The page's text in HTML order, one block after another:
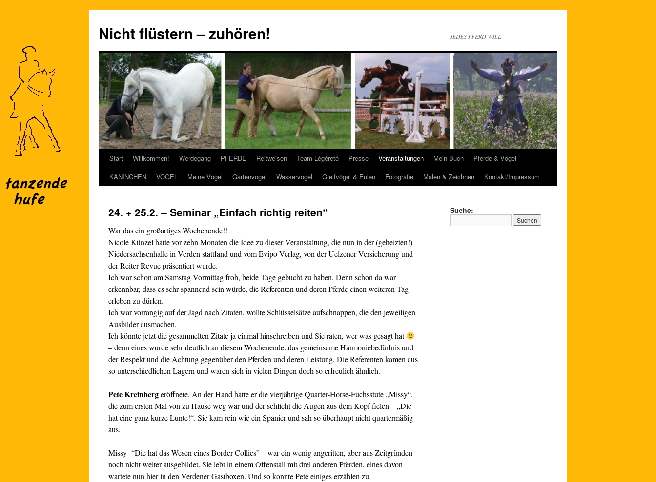
Nicht flüstern – zuhören! JEDES PFERD WILL
Zum
Inhalt
Start Willkommen! Werdegang PFERDE Reitweisen Team Légèreté Presse Veranstaltungen Mein Buch
Pferde & Vögel
KANINCHEN
VÖGEL Meine Vögel Gartenvögel Wasservögel Greifvögel & Eulen Fotografie Malen & Zeichnen Kontakt/Impressum
24. + 25.2. – Seminar „Einfach richtig reiten“
War das ein großartiges Wochenende!!
Nicole Künzel hatte vor zehn Monaten die Idee zu dieser Veranstaltung, die nun in der (geheizten!)
Niedersachsenhalle in Verden stattfand und vom Evipo-Verlag, von der Uelzener Versicherung und
der Reiter Revue präsentiert wurde.
Ich war schon am Samstag Vormittag froh, beide Tage gebucht zu haben. Denn schon da war
erkennbar, dass es sehr spannend sein würde, die Referenten und deren Pferde einen weiteren Tag
erleben zu dürfen.
Ich war vorrangig auf der Jagd nach Zitaten, wollte Schlüsselsätze aufschnappen, die den jeweiligen
Ausbilder ausmachen.
Ich könnte jetzt die gesammelten Zitate ja einmal hinschreiben und Sie raten, wer was gesagt hat
– denn eines wurde sehr deutlich an diesem Wochenende: das gemeinsame Harmoniebedürfnis und
der Respekt und die Achtung gegenüber den Pferden und deren Leistung. Die Referenten kamen aus
so unterschiedlichen Lagern und waren sich in vielen Dingen doch so erfreulich ähnlich.
Pete Kreinbergeröffnete. An der Hand hatte er die vierjährige Quarter-Horse-Fuchsstute „Missy“,
die zum ersten Mal von zu Hause weg war und der schlicht die Augen aus dem Kopf fielen – „Die
hat eine ganz kurze Lunte!“. Sie kam rein wie ein Spanier und sah so überhaupt nicht quartermäßig
aus.
Missy -“Die hat das Wesen eines Border-Collies” – war ein wenig angeritten, aber aus Zeitgründen
noch nicht weiter ausgebildet. Sie lebt in einem Offenstall mit drei anderen Pferden, eines davon
wartete nun hier in den Verdener Gastboxen. Und so konnte Pete einiges erzählen zu
Suche: